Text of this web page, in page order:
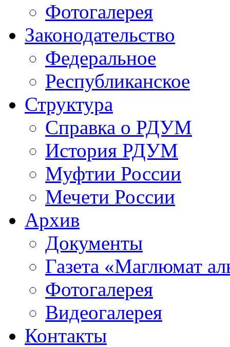
Фотогалерея
Законодательство
Федеральное
Республиканское
Структура
Справка о РДУМ
История РДУМ
Муфтии России
Мечети России
Архив
Документы
Газета «Маглюмат
Фотогалерея
Видеогалерея
Контакты